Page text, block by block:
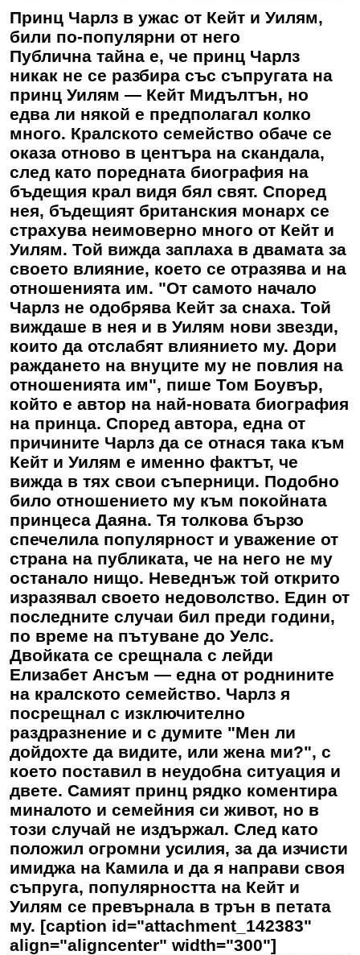
Принц Чарлз в ужас от Кейт и Уилям,
били по-популярни от него
Публична тайна е, че принц Чарлз
никак не се разбира със съпругата на
принц Уилям — Кейт Мидълтън, но
едва ли някой е предполагал колко
много. Кралското семейство обаче се
оказа отново в центъра на скандала,
след като поредната биография на
бъдещия крал видя бял свят. Според
нея, бъдещият британския монарх се
страхува неимоверно много от Кейт и
Уилям. Той вижда заплаха в двамата за
своето влияние, което се отразява и на
отношенията им. "От самото начало
Чарлз не одобрява Кейт за снаха. Той
виждаше в нея и в Уилям нови звезди,
които да отслабят влиянието му. Дори
раждането на внуците му не повлия на
отношенията им", пише Том Боувър,
който е автор на най-новата биография
на принца. Според автора, една от
причините Чарлз да се отнася така към
Кейт и Уилям е именно фактът, че
вижда в тях свои съперници. Подобно
било отношението му към покойната
принцеса Даяна. Тя толкова бързо
спечелила популярност и уважение от
страна на публиката, че на него не му
останало нищо. Неведнъж той открито
изразявал своето недоволство. Един от
последните случаи бил преди години,
по време на пътуване до Уелс.
Двойката се срещнала с лейди
Елизабет Ансъм — една от роднините
на кралското семейство. Чарлз я
посрещнал с изключително
раздразнение и с думите "Мен ли
дойдохте да видите, или жена ми?", с
което поставил в неудобна ситуация и
двете. Самият принц рядко коментира
миналото и семейния си живот, но в
този случай не издържал. След като
положил огромни усилия, за да изчисти
имиджа на Камила и да я направи своя
съпруга, популярността на Кейт и
Уилям се превърнала в трън в петата
му. [caption id="attachment_142383"
align="aligncenter" width="300"]